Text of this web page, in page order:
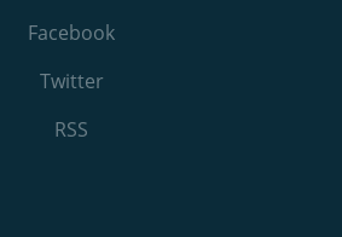
Facebook
Twitter
RSS